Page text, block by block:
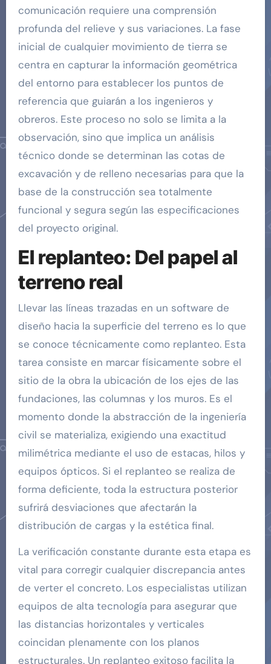
comunicación requiere una comprensión
profunda del relieve y sus variaciones. La fase
inicial de cualquier movimiento de tierra se
centra en capturar la información geométrica
del entorno para establecer los puntos de
referencia que guiarán a los ingenieros y
obreros. Este proceso no solo se limita a la
observación, sino que implica un análisis
técnico donde se determinan las cotas de
excavación y de relleno necesarias para que la
base de la construcción sea totalmente
funcional y segura según las especificaciones
del proyecto original.
El replanteo: Del papel al
terreno real
Llevar las líneas trazadas en un software de
diseño hacia la superficie del terreno es lo que
se conoce técnicamente como replanteo. Esta
tarea consiste en marcar físicamente sobre el
sitio de la obra la ubicación de los ejes de las
fundaciones, las columnas y los muros. Es el
momento donde la abstracción de la ingeniería
civil se materializa, exigiendo una exactitud
milimétrica mediante el uso de estacas, hilos y
equipos ópticos. Si el replanteo se realiza de
forma deficiente, toda la estructura posterior
sufrirá desviaciones que afectarán la
distribución de cargas y la estética final.
La verificación constante durante esta etapa es
vital para corregir cualquier discrepancia antes
de verter el concreto. Los especialistas utilizan
equipos de alta tecnología para asegurar que
las distancias horizontales y verticales
coincidan plenamente con los planos
estructurales. Un replanteo exitoso facilita la